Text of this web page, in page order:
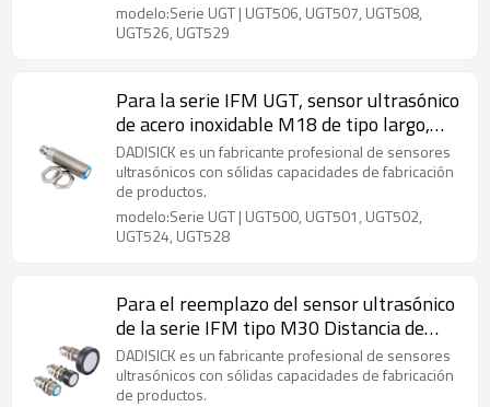
modelo:Serie UGT | UGT506, UGT507, UGT508,
UGT526, UGT529
Para la serie IFM UGT, sensor ultrasónico
de acero inoxidable M18 de tipo largo,
distancia de detección de 40 mm a 300
mm
DADISICK es un fabricante profesional de sensores
ultrasónicos con sólidas capacidades de fabricación
de productos.
modelo:Serie UGT | UGT500, UGT501, UGT502,
UGT524, UGT528
Para el reemplazo del sensor ultrasónico
de la serie IFM tipo M30 Distancia de
detección de 600 mm a 8000 mm
DADISICK es un fabricante profesional de sensores
ultrasónicos con sólidas capacidades de fabricación
de productos.